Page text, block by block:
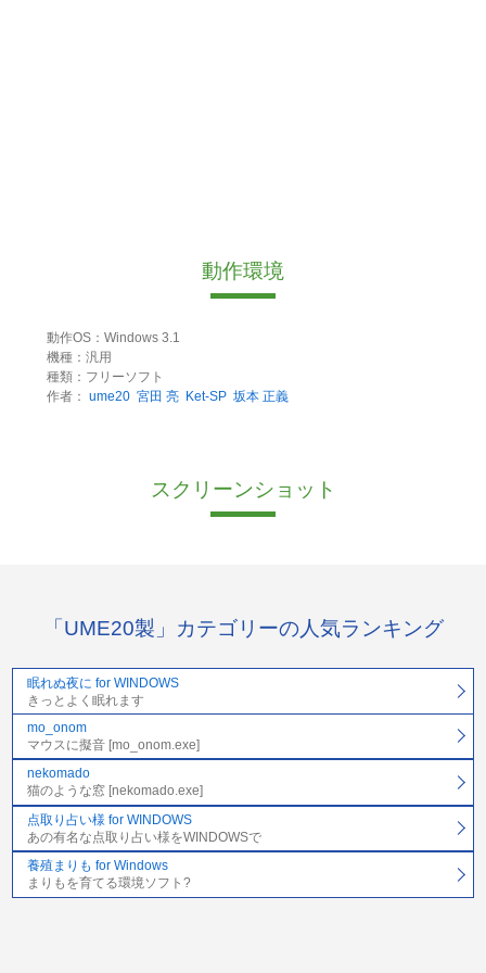
動作環境
動作OS：Windows 3.1
機種：汎用
種類：フリーソフト
作者： ume20 宮田 亮 Ket-SP 坂本 正義
スクリーンショット
「UME20製」カテゴリーの人気ランキング
眠れぬ夜に for WINDOWS
きっとよく眠れます
mo_onom
マウスに擬音 [mo_onom.exe]
nekomado
猫のような窓 [nekomado.exe]
点取り占い様 for WINDOWS
あの有名な点取り占い様をWINDOWSで
養殖まりも for Windows
まりもを育てる環境ソフト?